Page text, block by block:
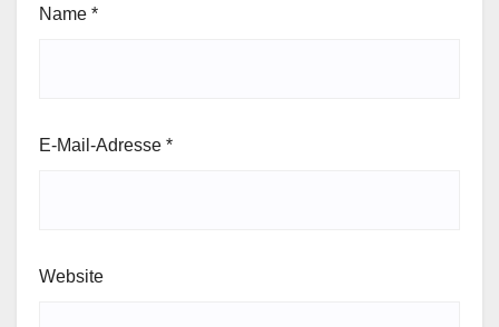
Name *
E-Mail-Adresse *
Website